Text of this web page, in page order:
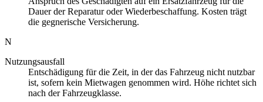
Dauer der Reparatur oder Wiederbeschaffung. Kosten trägt
die gegnerische Versicherung.
N
Nutzungsausfall
Entschädigung für die Zeit, in der das Fahrzeug nicht nutzbar
ist, sofern kein Mietwagen genommen wird. Höhe richtet sich
nach der Fahrzeugklasse.